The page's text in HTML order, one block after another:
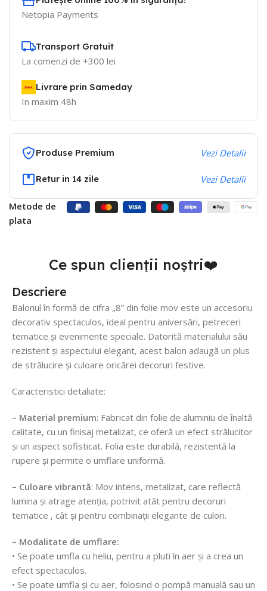
Netopia Payments
Transport Gratuit
La comenzi de +300 lei
Livrare prin Sameday
In maxim 48h
Produse Premium Vezi Detalii
Retur in 14 zile Vezi Detalii
Metode de
plata
Ce spun clienții noștri❤️
Descriere
Balonul în formă de cifra „8” din folie mov este un accesoriu
decorativ spectaculos, ideal pentru aniversări, petreceri
tematice și evenimente speciale. Datorită materialului său
rezistent și aspectului elegant, acest balon adaugă un plus
de strălucire și culoare oricărei decoruri festive.
Caracteristici detaliate:
– Material premium: Fabricat din folie de aluminiu de înaltă
calitate, cu un finisaj metalizat, ce oferă un efect strălucitor
și un aspect sofisticat. Folia este durabilă, rezistentă la
rupere și permite o umflare uniformă.
– Culoare vibrantă: Mov intens, metalizat, care reflectă
lumina și atrage atenția, potrivit atât pentru decoruri
tematice , cât și pentru combinații elegante de culori.
– Modalitate de umflare:
• Se poate umfla cu heliu, pentru a pluti în aer și a crea un
efect spectaculos.
• Se poate umfla și cu aer, folosind o pompă manuală sau un